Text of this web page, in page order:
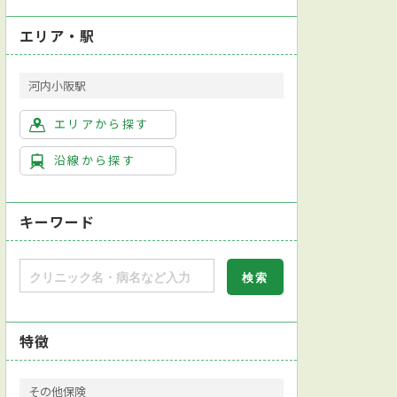
エリア・駅
河内小阪駅
エリアから探す
沿線から探す
キーワード
特徴
その他保険